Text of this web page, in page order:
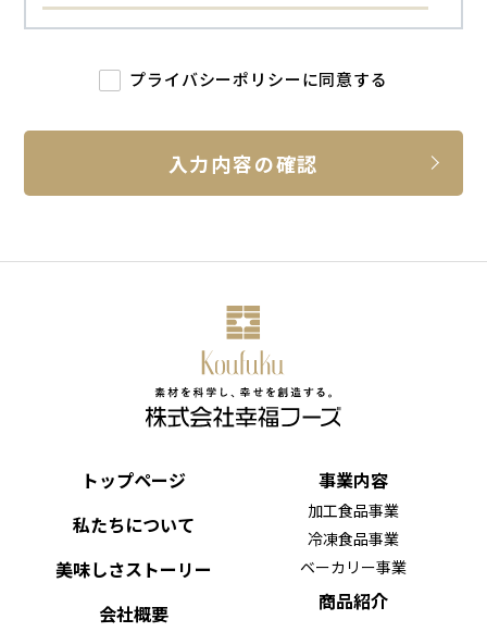
に保ち、個人情報への不正アクセス・紛失・破損・
の必要な措置を講じ、安全対策を実施し個人情報の
お客さまからお預かりした個人情報は、当社からの
ご連絡や業務のご案内やご質問に対する回答とし
て、電子メールや資料のご送付に利用いたします。
3.個人情報の第三者への開示・提供の禁
当社は、お客さまよりお預かりした個人情報を適切
に管理し、次のいずれかに該当する場合を除き、個
プライバシーポリシーに同意する
入力内容の確認
トップページ
私たちについて
美味しさストーリー
会社概要
事業内容
加工食品事業
冷凍食品事業
ベーカリー事業
商品紹介